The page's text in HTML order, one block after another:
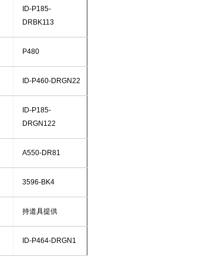
ID-P185-
DRBK113
P480
ID-P460-DRGN22
ID-P185-
DRGN122
A550-DR81
3596-BK4
持道具提供
ID-P464-DRGN1